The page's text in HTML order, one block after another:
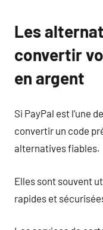
Les
convertir
en argent
Si PayPal est l’une
convertir un code
alternatives fiables.
Elles sont souvent
rapides et